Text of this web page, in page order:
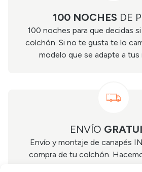
100 NOCHES DE
100 noches para que decidas
colchón. Si no te gusta te lo
modelo que se adapte a tus
ENVÍO
Envío y montaje de canapés
compra de tu colchón.